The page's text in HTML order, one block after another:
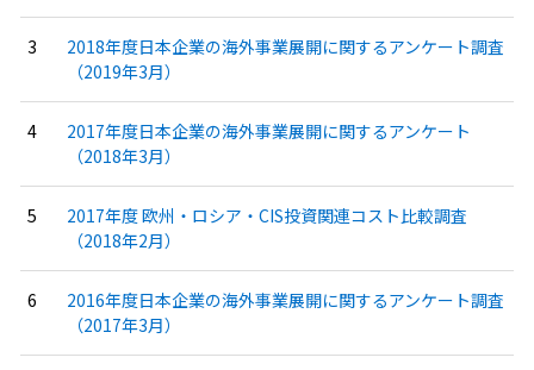
2018年度日本企業の海外事業展開に関するアンケート調査
（2019年3月）
2017年度日本企業の海外事業展開に関するアンケート
（2018年3月）
2017年度 欧州・ロシア・CIS投資関連コスト比較調査
（2018年2月）
2016年度日本企業の海外事業展開に関するアンケート調査
（2017年3月）